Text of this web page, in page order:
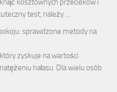
kosztownych przecieków i
test, należy …
sprawdzone metody na
zyskuje na wartości
hałasu. Dla wielu osób